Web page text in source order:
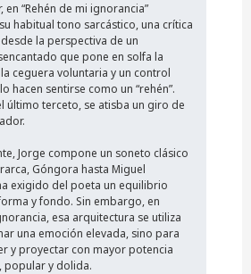
en “Rehén de mi ignorancia”
habitual tono sarcástico, una crítica
la perspectiva de un
que pone en solfa la
ceguera voluntaria y un control
hacen sentirse como un “rehén”.
último terceto, se atisba un giro de
Jorge compone un soneto clásico
Góngora hasta Miguel
exigido del poeta un equilibrio
y fondo. Sin embargo, en
esa arquitectura se utiliza
una emoción elevada, sino para
y proyectar con mayor potencia
popular y dolida.